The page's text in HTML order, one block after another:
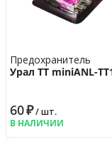
Предохранитель
Урал ТТ miniANL-
60₽/ шт.
В НАЛИЧИИ